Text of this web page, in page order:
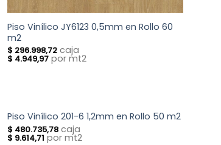
Piso Vinílico JY6123 0,5mm en Rollo 60
m2
$ 296.998,72 caja
$ 4.949,97 por mt2
Piso Vinílico 201-6 1,2mm en Rollo 50 m2
$ 480.735,78 caja
$ 9.614,71 por mt2